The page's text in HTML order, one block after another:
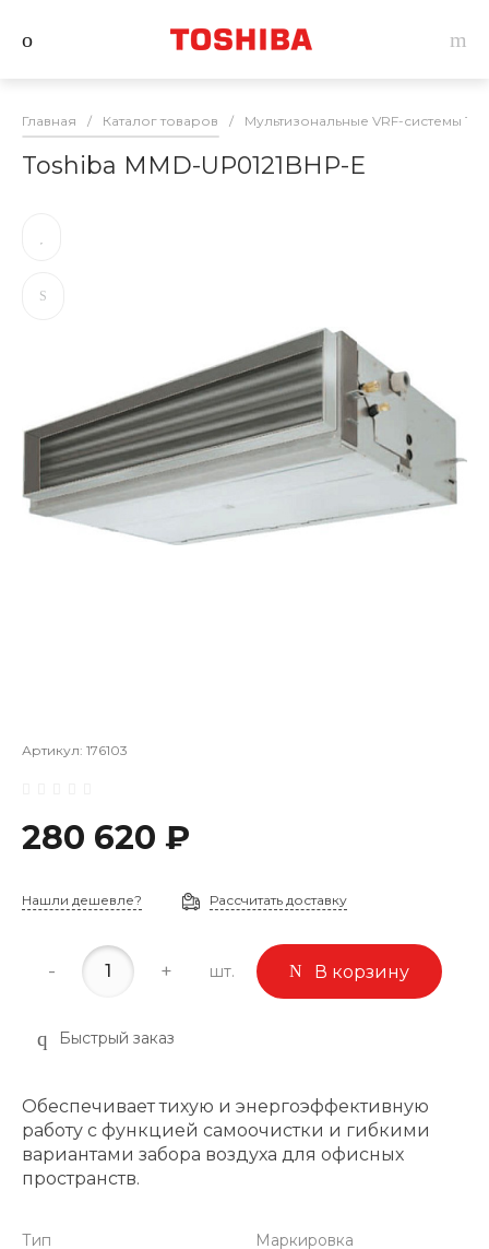
Главная / Каталог товаров / Мультизональные VRF-системы
Toshiba MMD-UP0121BHP-E
Артикул: 176103
280 620 ₽
Нашли дешевле? Рассчитать доставку
- + шт. В корзину
Быстрый заказ
Обеспечивает тихую и энергоэффективную
работу с функцией самоочистки и гибкими
вариантами забора воздуха для офисных
пространств.
Тип
Маркировка